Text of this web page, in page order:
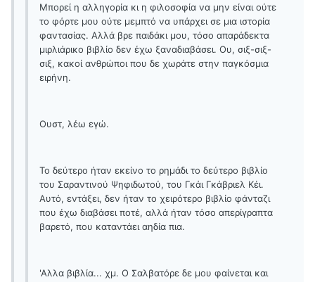
Μπορεί η αλληγορία κι η φιλοσοφία να μην είναι ούτε
το φόρτε μου ούτε μεμπτό να υπάρχει σε μια ιστορία
φαντασίας. Αλλά βρε παιδάκι μου, τόσο απαράδεκτα
μιρλιάρικο βιβλίο δεν έχω ξαναδιαβάσει. Ου, σιξ-σιξ-
σιξ, κακοί ανθρώποι που δε χωράτε στην παγκόσμια
ειρήνη.
Ουστ, λέω εγώ.
Το δεύτερο ήταν εκείνο το ρημάδι το δεύτερο βιβλίο
του Σαραντινού Ψηφιδωτού, του Γκάι Γκάβριελ Κέι.
Αυτό, εντάξει, δεν ήταν το χειρότερο βιβλίο φάνταζι
που έχω διαβάσει ποτέ, αλλά ήταν τόσο απερίγραπτα
βαρετό, που καταντάει αηδία πια.
'Αλλα βιβλία... χμ. Ο Σαλβατόρε δε μου φαίνεται και